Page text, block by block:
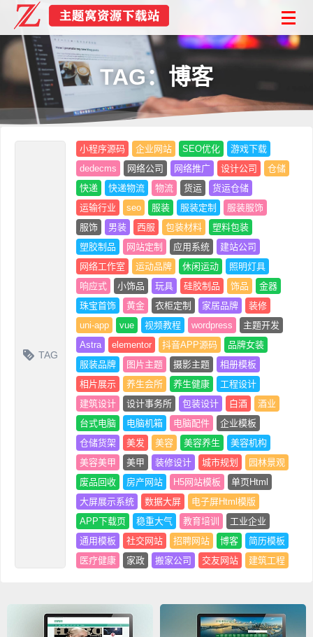
TAG：博客
TAG
小程序源码 企业网站 SEO优化
游戏下载
dedecms
网络公司 网络推广 设计公司
仓储
快递
快递物流 物流 货运
货运仓储
运输行业
seo 服装 服装定制
服装服饰
服饰
男装 西服 包装材料
塑料包装
塑胶制品
网站定制 应用系统
建站公司
网络工作室
运动品牌 休闲运动
照明灯具
响应式
小饰品 玩具 硅胶制品 饰品
金器
珠宝首饰
黄金 衣柜定制 家居品牌
装修
uni-app
vue 视频教程 wordpress
主题开发
Astra
elementor 抖音APP源码
品牌女装
服装品牌
图片主题 摄影主题
相册模板
相片展示
养生会所 养生健康
工程设计
建筑设计
设计事务所 包装设计 白酒
酒业
台式电脑
电脑机箱 电脑配件
企业模板
仓储货架
美发 美容 美容养生
美容机构
美容美甲
美甲 装修设计 城市规划
园林景观
废品回收
房产网站 H5网站模板
单页Html
大屏展示系统
数据大屏
电子屏Html模版
APP下载页
稳重大气 教育培训
工业企业
通用模板
社交网站 招聘网站 博客
简历模板
医疗健康
家政 搬家公司 交友网站 建筑工程